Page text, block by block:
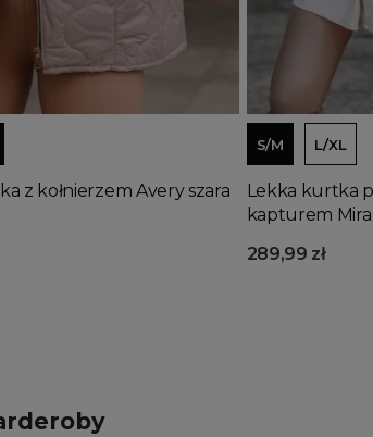
do koszyka
z kołnierzem Avery szara
S/M L/XL
Lekka kurtka
kapturem
289,99 zł